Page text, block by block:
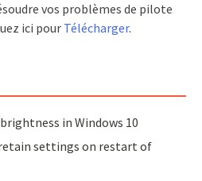
vos problèmes de pilote
ici pour Télécharger.
in Windows 10
settings on restart of